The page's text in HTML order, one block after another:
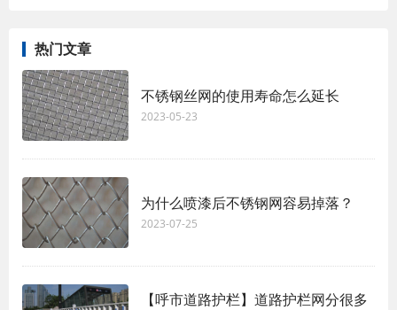
热门文章
不锈钢丝网的使用寿命怎么延长
2023-05-23
为什么喷漆后不锈钢网容易掉落？
2023-07-25
【呼市道路护栏】道路护栏网分很多